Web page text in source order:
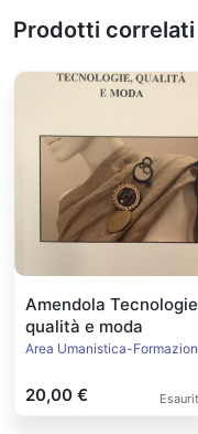
Prodotti correlati
Amendola Tecnologie
qualità e moda
Area Umanistica-
20,00 €